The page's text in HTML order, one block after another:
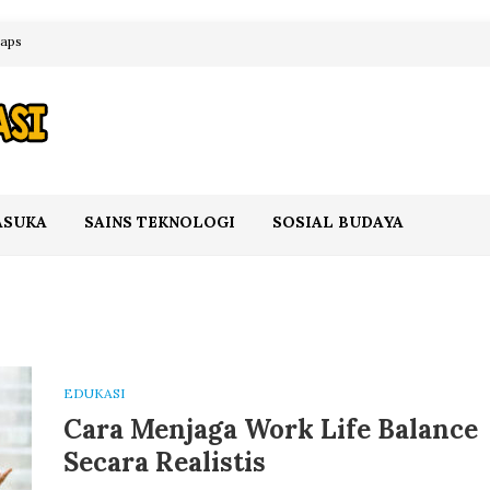
SAINS TEKNOLOGI SOSIAL BUDAYA
EDUKASI
Cara Menjaga Work Life Balance
Secara Realistis